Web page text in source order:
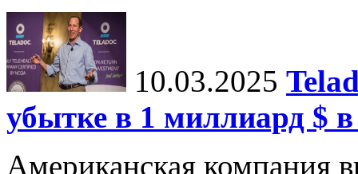
10.03.2025
убытке в 1 миллиард $ в
Американская компания